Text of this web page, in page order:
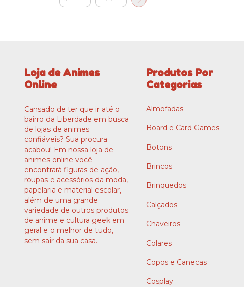
Loja de Animes
Online
Cansado de ter que ir até o
bairro da Liberdade em busca
de lojas de animes
confiáveis? Sua procura
acabou! Em nossa loja de
animes online você
encontrará figuras de ação,
roupas e acessórios da moda,
papelaria e material escolar,
além de uma grande
variedade de outros produtos
de anime e cultura geek em
geral e o melhor de tudo,
sem sair da sua casa.
Produtos Por
Categorias
Almofadas
Board e Card Games
Botons
Brincos
Brinquedos
Calçados
Chaveiros
Colares
Copos e Canecas
Cosplay